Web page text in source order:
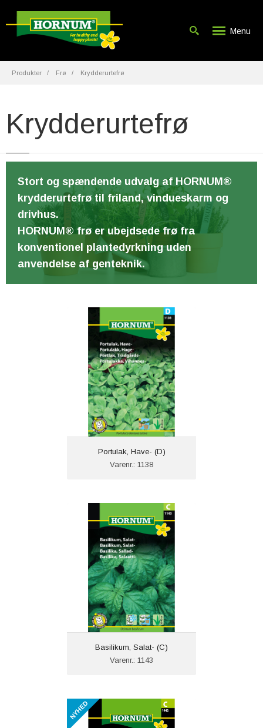
Menu
Produkter Frø Krydderurtefrø
Krydderurtefrø
Stort og spændende udvalg af HORNUM®
krydderurtefrø til friland, vindueskarm og
drivhus.
HORNUM® frø er ubejdsede frø fra
konventionel plantedyrkning uden
anvendelse af genteknik.
Portulak, Have- (D)
Varenr.: 1138
Basilikum, Salat- (C)
Varenr.: 1143